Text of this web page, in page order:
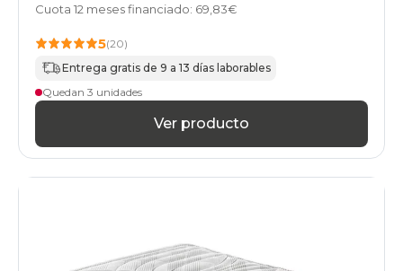
Cuota 12 meses financiado: 69,83€
5(20)
Entrega gratis de 9 a 13 días laborables
Quedan 3 unidades
Ver producto